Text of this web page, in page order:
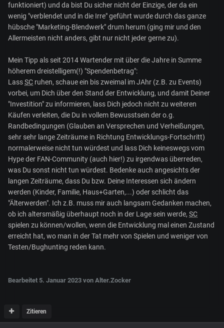
funktioniert) und da bist Du sicher nicht der Einzige, der da ein
wenig "verblendet und in die Irre" geführt wurde durch das ganze
hübsche "Marketing-Blendwerk" drum herum (ging mir und den
Allermeisten nicht anders, gibt nur nicht jeder gerne zu).
Mein Tipp als seit 2014 Wartender mit über die Jahre in Summe
höherem dreistelligem(!) "Spendenbetrag":
LassSC ruhen, schaue ein bis zweimal im JAhr (z.B. zu Events)
vorbei, um Dich über den Stand der Entwicklung, und damit Deiner
"Investition" zu informieren, lass Dich jedoch nicht zu weiteren
Käufen verleiten, die Du in vollem Bewusstsein der o.g.
Randbedingungen (Glauben an Versprechen und Verheißungen,
sehr sehr lange Zeiträume in Richtung Entwicklungs-Fortschritt)
normalerweise nicht tun würdest und lass Dich keineswegs vom
Hype der FAN-Community (auch hier!) zu irgendwas überreden,
was Du sonst nicht tun würdest. Bedenke auch angesichts der
langen Zeiträume, dass Du bzw. Deine Interessen sich ändern
werden (Kinder, Familie, Haus+Garten,...) oder schlicht das
"Älterwerden". Ich z.B. muss mir auch langsam Gedanken machen,
ob ich altersmäßig überhaupt noch in der Lage sein werde, SC
spielen zu können/wollen, wenn die Entwicklung mal einen Zustand
erreicht hat, wo man in der Tat mehr von Spielen und weniger von
Testen/Bughunting reden kann.
Bearbeitet 5. Januar 2023 von Alter.Zocker
Zitieren